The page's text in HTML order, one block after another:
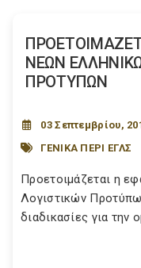
ΝΕΩΝ
ΠΡΟΤΥΠΩΝ
03 Σεπτεμβρίου,
ΓΕΝΙΚΑ ΠΕΡΙ ΕΓΛΣ
Προετοιμάζεται η
Λογιστικών
διαδικασίες για την